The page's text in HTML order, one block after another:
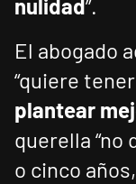
nulidad”.
El abogado
“quiere
plantear
querella
o cinco